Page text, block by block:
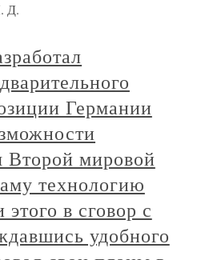
Д.
Германии
Второй мировой
технологию
в сговор с
удобного